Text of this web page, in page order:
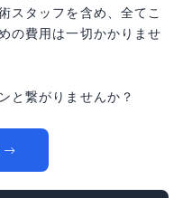
スタッフを含め、全てこ
の費用は一切かかりませ
と繋がりませんか？